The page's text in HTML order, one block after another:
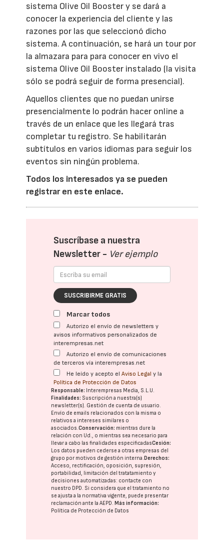
sistema Olive Oil Booster y se dará a
conocer la experiencia del cliente y las
razones por las que seleccionó dicho
sistema. A continuación, se hará un tour por
la almazara para para conocer en vivo el
sistema Olive Oil Booster instalado (la visita
sólo se podrá seguir de forma presencial).
Aquellos clientes que no puedan unirse
presencialmente lo podrán hacer online a
través de un enlace que les llegará tras
completar tu registro. Se habilitarán
subtítulos en varios idiomas para seguir los
eventos sin ningún problema.
Todos los interesados ya se pueden
registrar en este enlace.
Suscríbase a nuestra
Newsletter - Ver ejemplo
SUSCRIBIRME GRATIS
Marcar todos
Autorizo el envío de newsletters y
avisos informativos personalizados de
interempresas.net
Autorizo el envío de comunicaciones
de terceros vía interempresas.net
He leído y acepto elAviso Legal y la
Política de Protección de Datos
Responsable: Interempresas Media, S.L.U.
Finalidades: Suscripción a nuestra(s)
newsletter(s). Gestión de cuenta de usuario.
Envío de emails relacionados con la misma o
relativos a intereses similares o
asociados.Conservación: mientras dure la
relación con Ud., o mientras sea necesario para
llevar a cabo las finalidades especificadasCesión:
Los datos pueden cederse a otras empresas del
grupo por motivos de gestión interna. Derechos:
Acceso, rectificación, oposición, supresión,
portabilidad, limitación del tratatamiento y
decisiones automatizadas: contacte con
nuestro DPD. Si considera que el tratamiento no
se ajusta a la normativa vigente, puede presentar
reclamación ante laAEPD. Más información:
Política de Protección de Datos